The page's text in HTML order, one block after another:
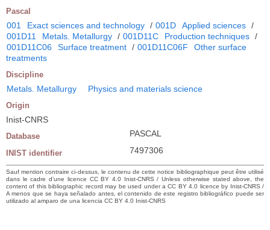
Pascal
001 Exact sciences and technology / 001D Applied sciences /
001D11
Metals. Metallurgy / 001D11C Production techniques /
001D11C06
Surface treatment / 001D11C06F
Other surface
treatments
Discipline
Metals. Metallurgy Physics and materials science
Origin
Inist-CNRS
Database PASCAL
INIST identifier 7497306
Sauf mention contraire ci-dessus, le contenu de cette notice bibliographique peut être utilisé
dans le cadre d’une licence CC BY 4.0 Inist-CNRS / Unless otherwise stated above, the
content of this bibliographic record may be used under a CC BY 4.0 licence by Inist-CNRS /
A menos que se haya señalado antes, el contenido de este registro bibliográfico puede ser
utilizado al amparo de una licencia CC BY 4.0 Inist-CNRS